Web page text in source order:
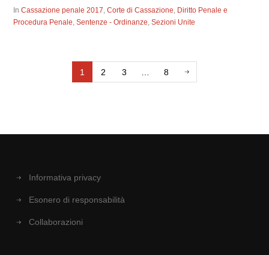
InCassazione penale 2017,Corte di Cassazione, Diritto Penale e
Procedura Penale,Sentenze - Ordinanze,Sezioni Unite
1 2 3 8
Informativa privacy
Esonero di responsabilità
Collaborazioni